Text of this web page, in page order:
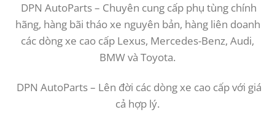
DPN AutoParts – Chuyên cung cấp phụ tùng chính
hãng, hàng bãi tháo xe nguyên bản, hàng liên doanh
các dòng xe cao cấp Lexus, Mercedes-Benz, Audi,
BMW và Toyota.
DPN AutoParts – Lên đời các dòng xe cao cấp với giá
cả hợp lý.